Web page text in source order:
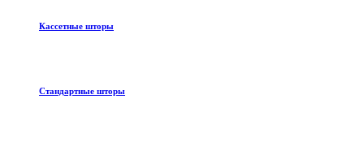
Кассетные шторы
Стандартные шторы